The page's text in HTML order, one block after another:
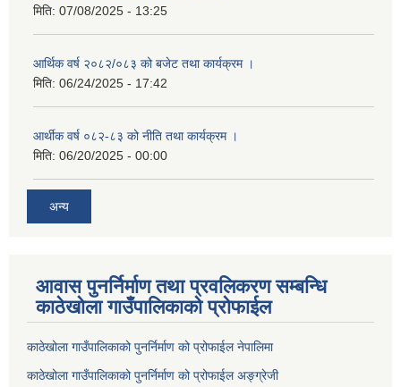
मिति: 07/08/2025 - 13:25
आर्थिक वर्ष २०८२/०८३ को बजेट तथा कार्यक्रम ।
मिति: 06/24/2025 - 17:42
आर्थीक वर्ष ०८२-८३ को नीति तथा कार्यक्रम ।
मिति: 06/20/2025 - 00:00
अन्य
आवास पुनर्निर्माण तथा प्रवलिकरण सम्बन्धि
काठेखोला गाउँपालिकाको प्रोफाईल
काठेखोला गाउँपालिकाको पुनर्निर्माण को प्रोफाईल नेपालिमा
काठेखोला गाउँपालिकाको पुनर्निर्माण को प्रोफाईल अङ्ग्रेजी